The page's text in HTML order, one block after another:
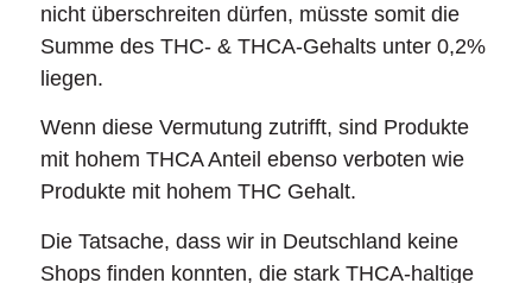
nicht überschreiten dürfen, müsste somit die
Summe des THC- & THCA-Gehalts unter 0,2%
liegen.
Wenn diese Vermutung zutrifft, sind Produkte
mit hohem THCA Anteil ebenso verboten wie
Produkte mit hohem THC Gehalt.
Die Tatsache, dass wir in Deutschland keine
Shops finden konnten, die stark THCA-haltige